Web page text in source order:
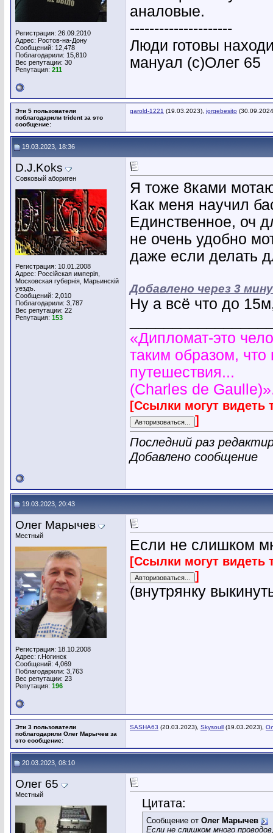
Регистрация: 26.09.2010
Адрес: Ростов-на-Дону
Сообщений: 12,478
Поблагодарили: 15,810
Вес репутации: 30
Репутация: 211
аналовые.
---------------------
Люди готовы
мануал (с)Олег 65
Эти 5 пользователи
поблагодарили trident за это
сообщение:
garold-1221 (19.03.2023), jorgebesito
19.03.2023, 18:36
D.J.Koks
Совковый абориген
Регистрация: 10.01.2008
Адрес: Россiйская имперiя,
Московская губернiя, Марьинскiй
уездъ.
Сообщений: 2,010
Поблагодарили: 3,787
Вес репутации: 22
Репутация: 153
Я тоже 8ками
Как меня научил
Единственное, оч
не очень удобно
даже если делать
Добавлено через 3
Ну а всё что до
«Дипломат-это
таким образом,
путешествия...
(Charles de
[Ссылки могут видеть
]
Последний раз
Добавлено сообщение
19.03.2023, 20:43
Олег Марычев
Местный
Регистрация: 18.10.2008
Адрес: г.Ногинск
Сообщений: 4,069
Поблагодарили: 3,763
Вес репутации: 23
Репутация: 196
Если не слишком
[Ссылки могут видеть
]
(внутрянку
Эти 3 пользователи
поблагодарили Олег Марычев за
это сообщение:
SASHA63 (20.03.2023), Skysoull (19.03.2023),
20.03.2023, 08:10
Олег 65
Местный
Цитата:
Сообщение от Олег Марычев
Если не слишком много